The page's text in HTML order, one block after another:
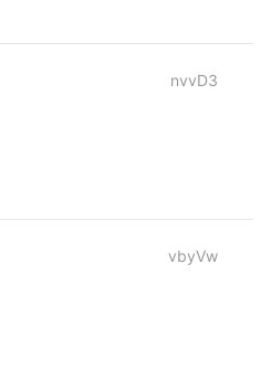
nvvD3
vbyVw